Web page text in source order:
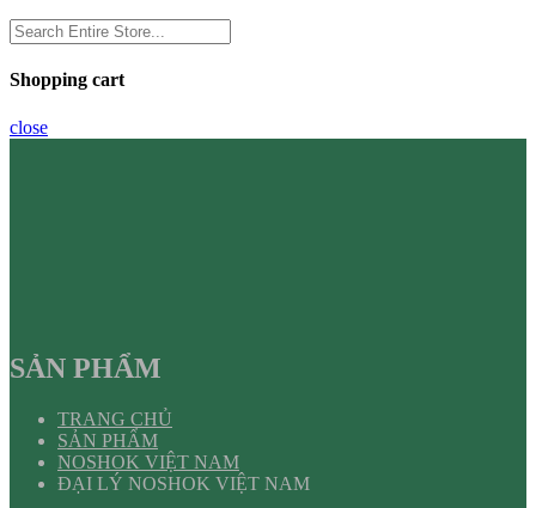
Shopping cart
close
SẢN PHẨM
TRANG CHỦ
SẢN PHẨM
NOSHOK VIỆT NAM
ĐẠI LÝ NOSHOK VIỆT NAM